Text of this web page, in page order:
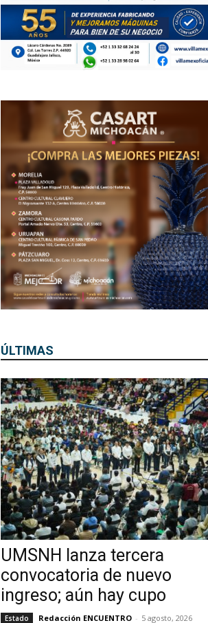
ÚLTIMAS
UMSNH lanza tercera
convocatoria de nuevo
ingreso; aún hay cupo
Estado Redacción ENCUENTRO - 5 agosto, 2026